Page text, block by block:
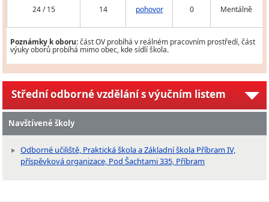
24 / 15 14 pohovor 0 Mentálně
Poznámky k oboru:část OV probíhá v reálném pracovním prostředí, část
výuky oborů probíhá mimo obec, kde sídlí škola.
Střední odborné vzdělání s výučním listem
Navštívené školy
Odborné učiliště, Praktická škola a Základní škola Příbram IV,
příspěvková organizace, Pod Šachtami 335, Příbram